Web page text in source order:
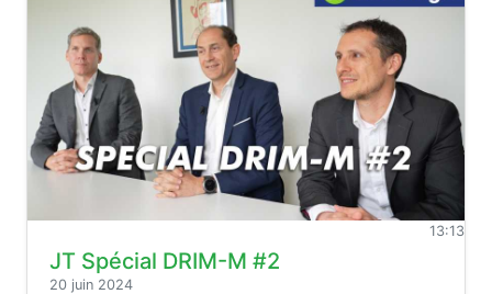
13:13
JT Spécial DRIM-M #2
20 juin 2024